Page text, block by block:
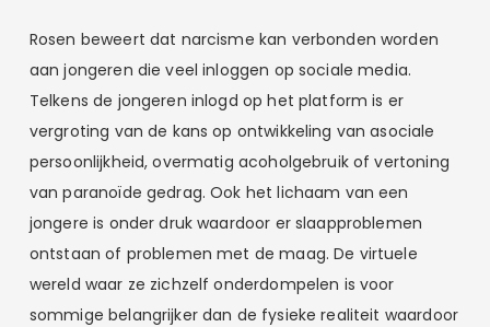
Rosen beweert dat narcisme kan verbonden worden
aan jongeren die veel inloggen op sociale media.
Telkens de jongeren inlogd op het platform is er
vergroting van de kans op ontwikkeling van asociale
persoonlijkheid, overmatig acoholgebruik of vertoning
van paranoïde gedrag. Ook het lichaam van een
jongere is onder druk waardoor er slaapproblemen
ontstaan of problemen met de maag. De virtuele
wereld waar ze zichzelf onderdompelen is voor
sommige belangrijker dan de fysieke realiteit waardoor